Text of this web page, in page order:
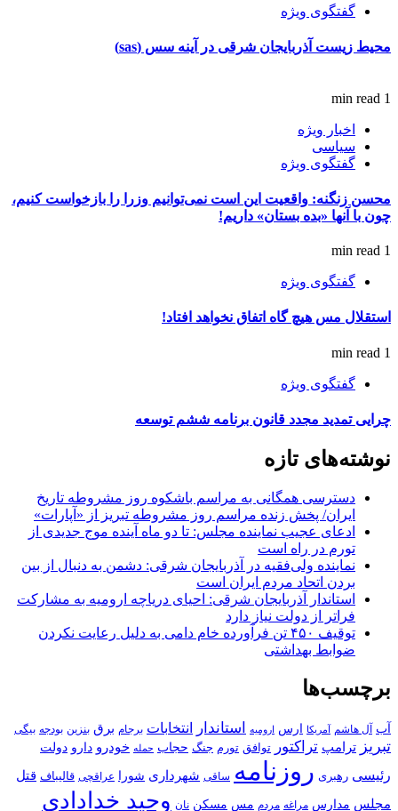
گفتگوی ویژه
محیط زیست آذربایجان شرقی در آینه سس (sas)
1 min read
اخبار ویژه
سیاسی
گفتگوی ویژه
محسن زنگنه: واقعیت این است نمی‌توانیم وزرا را بازخواست کنیم،
چون با آنها «بده بستان» داریم!
1 min read
گفتگوی ویژه
استقلال مس هیچ گاه اتفاق نخواهد افتاد!
1 min read
گفتگوی ویژه
چرایی تمدید مجدد قانون برنامه ششم توسعه
نوشته‌های تازه
دسترسی همگانی به مراسم باشکوه روز مشروطه تاریخ
ایران/ پخش زنده مراسم روز مشروطه تبریز از «آپارات»
ادعای عجیب نماینده مجلس: تا دو ماه آینده موج جدیدی از
تورم در راه است
نماینده ولی‌فقیه در آذربایجان شرقی: دشمن به دنبال از بین
بردن اتحاد مردم ایران است
استاندار آذربایجان شرقی: احیای دریاچه ارومیه به مشارکت
فراتر از دولت نیاز دارد
توقیف ۴۵۰ تن فرآورده خام دامی به دلیل رعایت نکردن
ضوابط بهداشتی
برچسب‌ها
آب آل هاشم آمریکا ارس ارومیه استاندار انتخابات برجام برق بنزین بودجه بیگی
تبریز ترامپ تراکتور توافق تورم جنگ حجاب حمله خودرو دارو دولت
رئیسی رهبری روزنامه ساقی شهرداری شورا عراقچی قالیباف قتل
مجلس مدارس مراغه مردم مس مسکن نان وحید خدادادی